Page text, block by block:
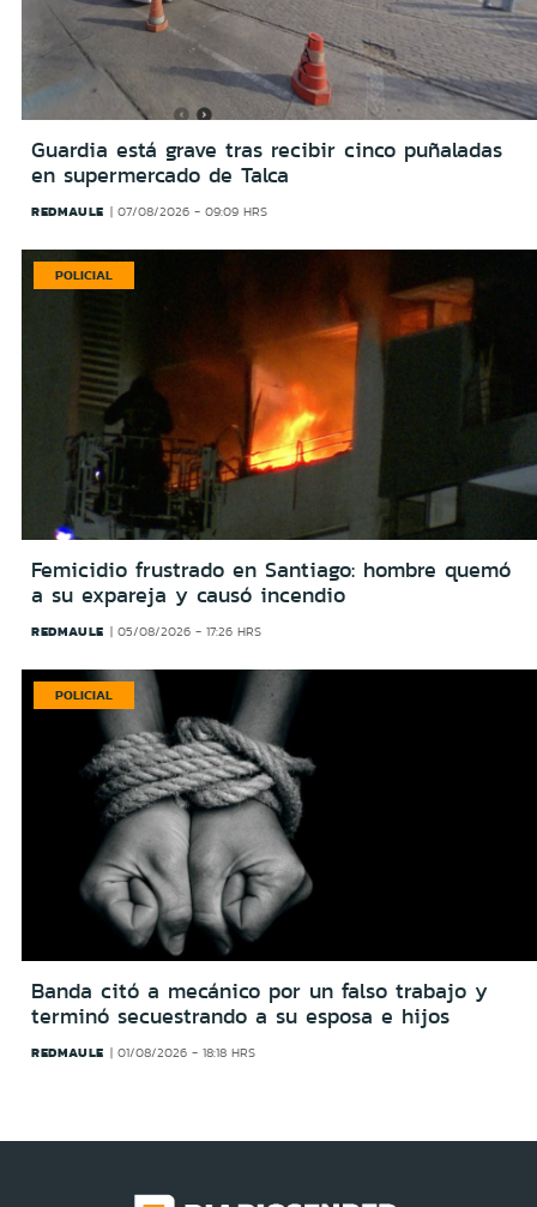
Guardia está grave tras recibir cinco puñaladas
en supermercado de Talca
REDMAULE 07/08/2026 - 09:09 HRS
POLICIAL
Femicidio frustrado en Santiago: hombre quemó
a su expareja y causó incendio
REDMAULE 05/08/2026 - 17:26 HRS
POLICIAL
Banda citó a mecánico por un falso trabajo y
terminó secuestrando a su esposa e hijos
REDMAULE 01/08/2026 - 18:18 HRS